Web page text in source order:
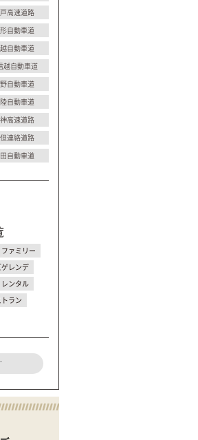
高速道路
自動車道
自動車道
越自動車道
自動車道
自動車道
高速道路
連絡道路
自動車道
ファミリー
レンデ
レンタル
トラン